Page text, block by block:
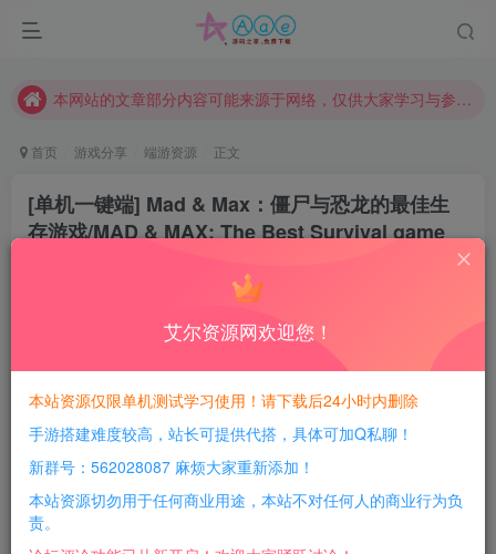
现在赞助会员享受专属折扣，详情点击此条公告。
本网站的文章部分内容可能来源于网络，仅供大家学习与参考，如有侵权，请联系站长QQ466107887进行删除处理。
首页 游戏分享 端游资源 正文
[单机一键端] Mad & Max：僵尸与恐龙的最佳生
存游戏/MAD & MAX: The Best Survival game
每日活跃最高可获得600积分！所有资源可以使用
积分免费兑换！
游戏介绍：
艾尔资源网欢迎您！
本站资源仅限单机测试学习使用！请下载后24小时内删除
手游搭建难度较高，站长可提供代搭，具体可加Q私聊！
新群号：562028087 麻烦大家重新添加！
本站资源切勿用于任何商业用途，本站不对任何人的商业行为负
责。